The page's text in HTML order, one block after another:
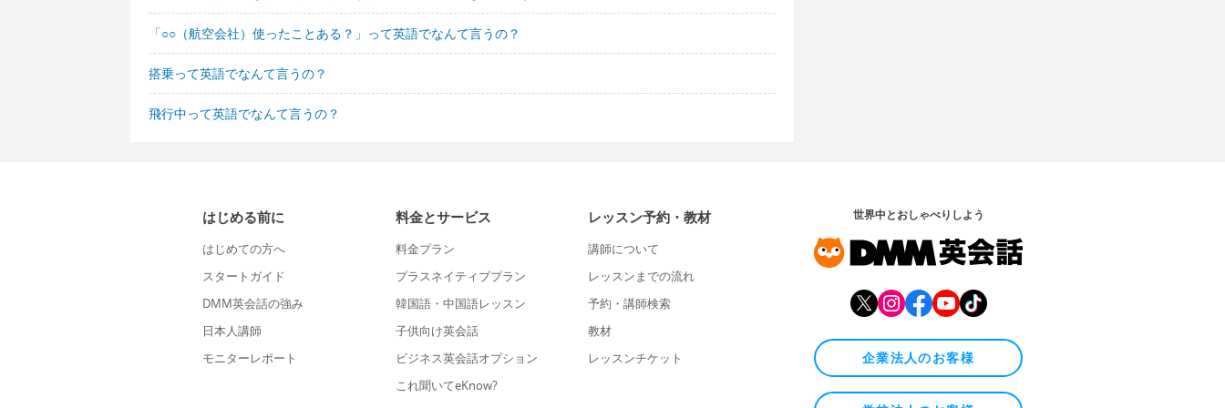
「○○（航空会社）使ったことある？」って英語でなんて言うの？
搭乗って英語でなんて言うの？
飛行中って英語でなんて言うの？
はじめる前に
はじめての方へ
スタートガイド
DMM英会話の強み
日本人講師
モニターレポート
料金とサービス
料金プラン
プラスネイティブプラン
韓国語・中国語レッスン
子供向け英会話
ビジネス英会話オプション
これ聞いてeKnow?
レッスン予約・教材
講師について
レッスンまでの流れ
予約・講師検索
教材
レッスンチケット
世界中とおしゃべりしよう
企業法人のお客様